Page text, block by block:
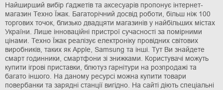
Найширший вибір ґаджетів та аксесуарів пропонує інтернет-
магазин Техно Їжак. Багаторічний досвід роботи, більш ніж 100
торгових точок, близько двадцяти магазинів у найбільших містах
України. Лише інноваційні пристрої сучасності за помірними
цінами. Техно Їжак реалізує електроніку провідних світових
виробників, таких як Apple, Samsung та інші. Тут Ви знайдете
смарт годинники, смартфони зі знижками. Користувачі можуть
купити ігрові приставки, блютуз гарнітури на розпродажі та
багато іншого. На даному ресурсі можна купити товари
повербанки та зарядні станції вигідно. На сайті діють спеціальні